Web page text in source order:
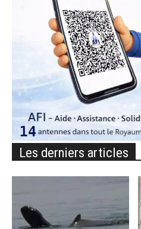
Les derniers articles